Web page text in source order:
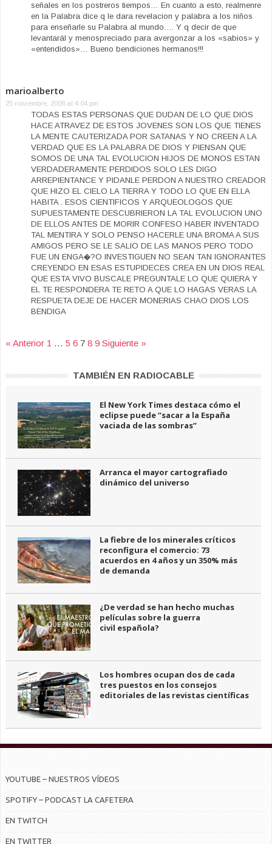
señales en los postreros tiempos… En cuanto a esto, realmenre
en la Palabra dice q le dara revelacion y palabra a los niños
para enseñarle su Palabra al mundo…. Y q decir de que
levantarál y menospreciado para avergonzar a los «sabios» y
«entendidos»… Bueno bendiciones hermanos!!!
marioalberto
25 noviembre, 2008 at 4:04 pm
TODAS ESTAS PERSONAS QUE DUDAN DE LO QUE DIOS
HACE ATRAVEZ DE ESTOS JOVENES SON LOS QUE TIENES
LA MENTE CAUTERIZADA POR SATANAS Y NO CREEN A LA
VERDAD QUE ES LA PALABRA DE DIOS Y PIENSAN QUE
SOMOS DE UNA TAL EVOLUCION HIJOS DE MONOS ESTAN
VERDADERAMENTE PERDIDOS SOLO LES DIGO
ARREPIENTANCE Y PIDANLE PERDON A NUESTRO CREADOR
QUE HIZO EL CIELO LA TIERRA Y TODO LO QUE EN ELLA
HABITA . ESOS CIENTIFICOS Y ARQUEOLOGOS QUE
SUPUESTAMENTE DESCUBRIERON LA TAL EVOLUCION UNO
DE ELLOS ANTES DE MORIR CONFESO HABER INVENTADO
TAL MENTIRA Y SOLO PENSO HACERLE UNA BROMA A SUS
AMIGOS PERO SE LE SALIO DE LAS MANOS PERO TODO
FUE UN ENGA�?O INVESTIGUEN NO SEAN TAN IGNORANTES
CREYENDO EN ESAS ESTUPIDECES CREA EN UN DIOS REAL
QUE ESTA VIVO BUSCALE PREGUNTALE LO QUE QUIERA Y
EL TE RESPONDERA TE RETO A QUE LO HAGAS VERAS LA
RESPUETA DEJE DE HACER MONERIAS CHAO DIOS LOS
BENDIGA
« Anterior 1 … 5 6 7 8 9 Siguiente »
TAMBIÉN EN RADIOCABLE
El New York Times destaca cómo el
eclipse puede “sacar a la España
vaciada de las sombras”
Arranca el mayor cartografiado
dinámico del universo
La fiebre de los minerales críticos
reconfigura el comercio: 73
acuerdos en 4 años y un 350% más
de demanda
¿De verdad se han hecho muchas
películas sobre la guerra
civil española?
Los hombres ocupan dos de cada
tres puestos en los consejos
editoriales de las revistas científicas
YOUTUBE – NUESTROS VÍDEOS
SPOTIFY – PODCAST LA CAFETERA
EN TWITCH
EN TWITTER